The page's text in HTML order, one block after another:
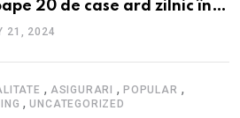
20 de case ard zilnic în
iar pagubele au
de lei pe lună
21, 2024
, ASIGURARI ,POPULAR ,
,UNCATEGORIZED